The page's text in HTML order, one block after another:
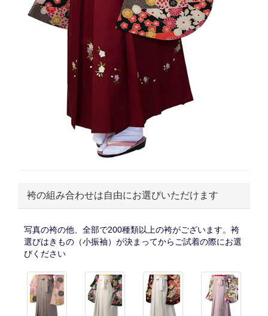
袴の組み合わせは自由にお選びいただけます
写真の袴の他、全部で200種類以上の袴がございます。袴
選びはきもの（小振袖）が決まってからご試着の際にお選
びください